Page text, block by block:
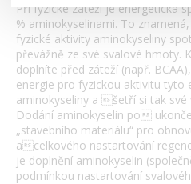
Při fyzické záteži je energetická
% aminokyselinami. To
fyzické aktivity aminokyseliny
převážně ze své svalové hmoty.
doplníte před záteží (např.
energie pro fyzickou aktivitu tyto
aminokyseliny a šetří si tak své
Dodání aminokyselin po
„stavebního materiálu“ pro
acelkového nastartování
je doplnění aminokyselin
podmínkou nastartování